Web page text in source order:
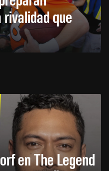
que
en The Legend